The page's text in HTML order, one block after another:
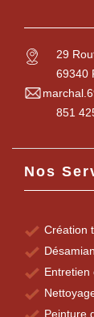
29
69340
851
Nos
Création
Entretien
Peinture